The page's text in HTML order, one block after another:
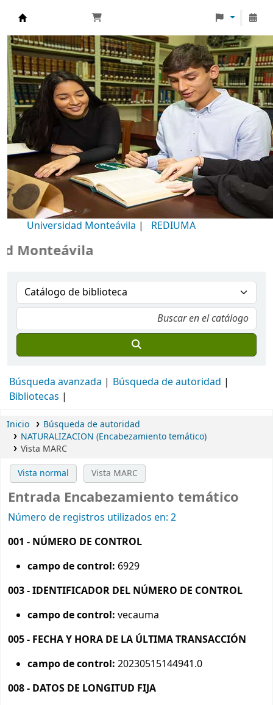
Biblioteca Universidad Monteávila
Universidad Monteávila | REDIUMA
Búsqueda avanzada
Búsqueda de autoridad
Bibliotecas
Inicio
Búsqueda de autoridad
NATURALIZACION (Encabezamiento temático)
Vista MARC
Vista normal Vista MARC
Entrada Encabezamiento temático
Número de registros utilizados en: 2
001 - NÚMERO DE CONTROL
campo de control: 6929
003 - IDENTIFICADOR DEL NÚMERO DE CONTROL
campo de control: vecauma
005 - FECHA Y HORA DE LA ÚLTIMA TRANSACCIÓN
campo de control: 20230515144941.0
008 - DATOS DE LONGITUD FIJA